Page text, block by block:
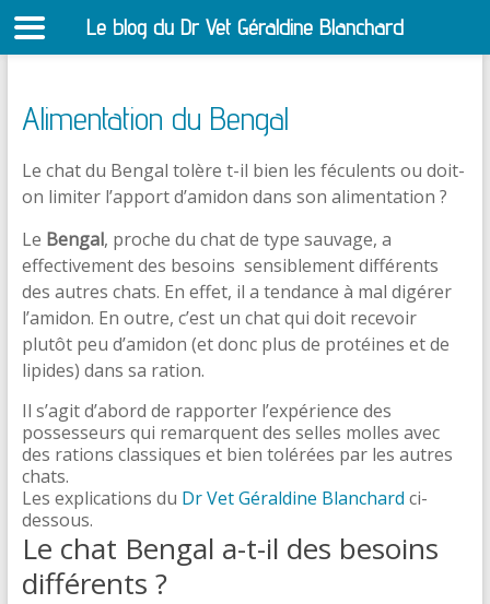
Alimentation du Bengal
Le chat du Bengal tolère t-il bien les féculents ou doit-
on limiter l’apport d’amidon dans son alimentation ?
Le Bengal, proche du chat de type sauvage, a
effectivement des besoins sensiblement différents
des autres chats. En effet, il a tendance à mal digérer
l’amidon. En outre, c’est un chat qui doit recevoir
plutôt peu d’amidon (et donc plus de protéines et de
lipides) dans sa ration.
Il s’agit d’abord de rapporter l’expérience des
possesseurs qui remarquent des selles molles avec
des rations classiques et bien tolérées par les autres
chats.
Les explications du Dr Vet Géraldine Blanchard ci-
dessous.
Le chat Bengal a-t-il des besoins
différents ?
Le blog du Dr Vet Géraldine Blanchard